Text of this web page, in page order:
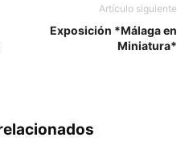
Artículo siguiente
Exposición *Málaga en
Miniatura*